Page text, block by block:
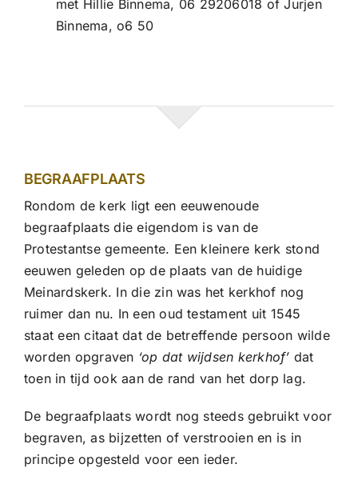
met Hillie Binnema, 06 29206018 of Jurjen
Binnema, o6 50
BEGRAAFPLAATS
Rondom de kerk ligt een eeuwenoude
begraafplaats die eigendom is van de
Protestantse gemeente. Een kleinere kerk stond
eeuwen geleden op de plaats van de huidige
Meinardskerk. In die zin was het kerkhof nog
ruimer dan nu. In een oud testament uit 1545
staat een citaat dat de betreffende persoon wilde
worden opgraven ‘op dat wijdsen kerkhof’ dat
toen in tijd ook aan de rand van het dorp lag.
De begraafplaats wordt nog steeds gebruikt voor
begraven, as bijzetten of verstrooien en is in
principe opgesteld voor een ieder.